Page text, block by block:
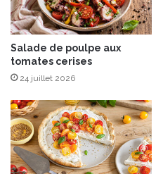
i
q
u
e
&
p
r
s
i
l
f
e
l
é
e
s
C
A
R
A
L
Salade de poulpe aux
tomates cerises
24 juillet 2026